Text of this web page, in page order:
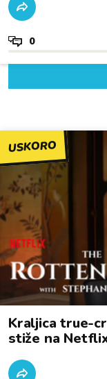
0
USKORO
Kraljica true-
stiže na